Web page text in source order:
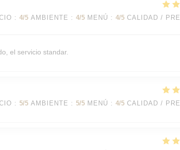
: 4/5 AMBIENTE : 4/5 MENÚ : 4/5 CALIDAD /
el servicio standar.
: 5/5 AMBIENTE : 5/5 MENÚ : 4/5 CALIDAD /